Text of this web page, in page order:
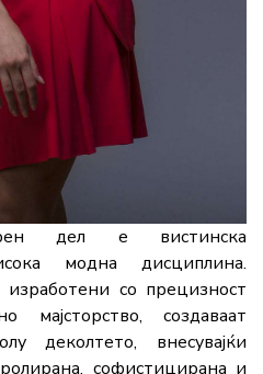
дел е вистинска
модна дисциплина.
изработени со прецизност
мајсторство, создаваат
деколтето, внесувајќи
софистицирана и